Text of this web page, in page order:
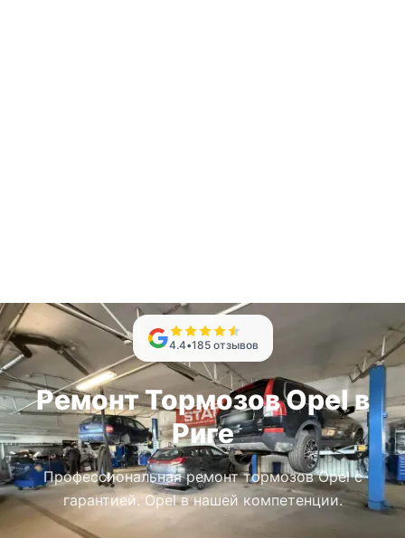
4.4•185 отзывов
Ремонт Тормозов Opel в
Риге
Профессиональная ремонт тормозов Opel с
гарантией. Opel в нашей компетенции.